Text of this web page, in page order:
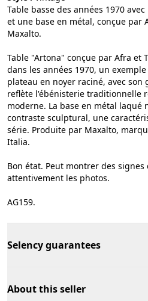
Table basse des années 1970
et une base en métal, conçue par
Maxalto.
Table "Artona" conçue par Afra et
dans les années 1970, un
plateau en noyer raciné, avec
reflète l'ébénisterie traditionnelle
moderne. La base en métal
contraste sculptural, une
série. Produite par Maxalto,
Italia.
Bon état. Peut montrer des
attentivement les photos.
AG159.
Selency guarantees
About this seller